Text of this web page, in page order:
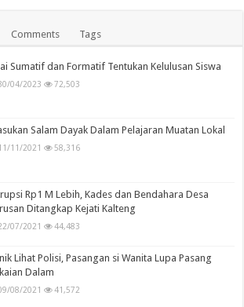
Comments Tags
Sumatif dan Formatif Tentukan Kelulusan Siswa
04/2023 72,503
Salam Dayak Dalam Pelajaran Muatan Lokal
11/2021 58,316
Rp1 M Lebih, Kades dan Bendahara Desa
Ditangkap Kejati Kalteng
07/2021 44,483
Lihat Polisi, Pasangan si Wanita Lupa Pasang
Dalam
08/2021 41,572